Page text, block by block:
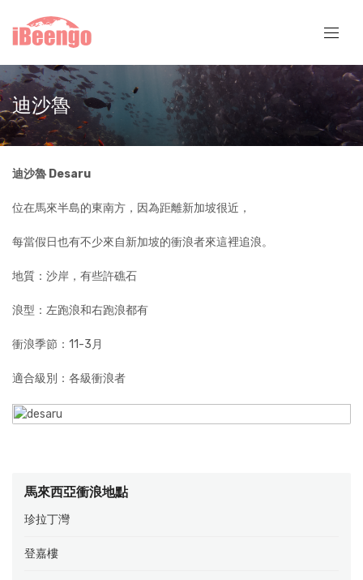
迪沙魯
迪沙魯 Desaru
位在馬來半島的東南方，因為距離新加坡很近，
每當假日也有不少來自新加坡的衝浪者來這裡追浪。
地質：沙岸，有些許礁石
浪型：左跑浪和右跑浪都有
衝浪季節：11-3月
適合級別：各級衝浪者
馬來西亞衝浪地點
珍拉丁灣
登嘉樓